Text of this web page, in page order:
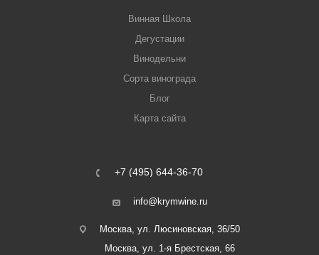
Винная Школа
Дегустации
Винодельни
Сорта винограда
Блог
Карта сайта
+7 (495) 644-36-70
info@krymwine.ru
Москва, ул. Люсиновская, 36/50
Москва, ул. 1-я Брестская, 66